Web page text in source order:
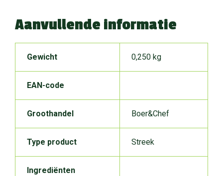
Aanvullende informatie
Gewicht 0,250 kg
EAN-code
Groothandel Boer&Chef
Type product Streek
Ingrediënten